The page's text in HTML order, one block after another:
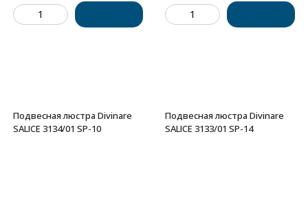
Подвесная люстра Divinare
SALICE 3134/01 SP-10
Подвесная люстра Divinare
SALICE 3133/01 SP-14